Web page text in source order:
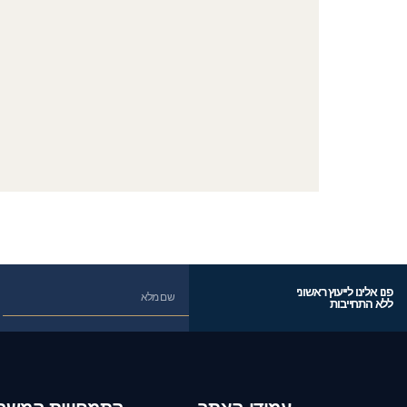
פנו אלינו לייעוץ ראשוני
ללא התחייבות